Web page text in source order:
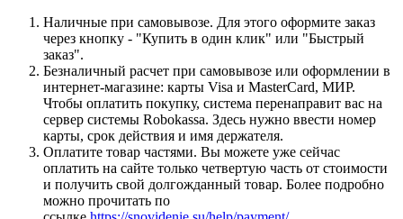
Наличные при самовывозе. Для этого оформите заказ
через кнопку - "Купить в один клик" или "Быстрый
заказ".
Безналичный расчет при самовывозе или оформлении в
интернет-магазине: карты Visa и MasterCard, МИР.
Чтобы оплатить покупку, система перенаправит вас на
сервер системы Robokassa. Здесь нужно ввести номер
карты, срок действия и имя держателя.
Оплатите товар частями. Вы можете уже сейчас
оплатить на сайте только четвертую часть от стоимости
и получить свой долгожданный товар. Более подробно
можно прочитать по